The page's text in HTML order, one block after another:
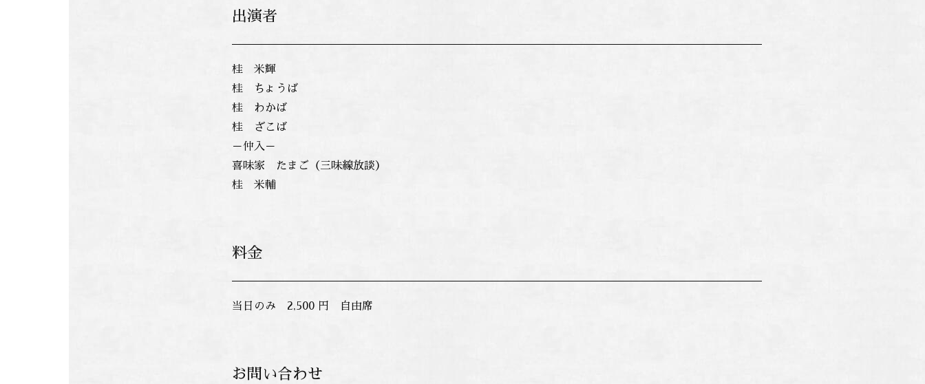
出演者
桂 米輝
桂 ちょうば
桂 わかば
桂 ざこば
－仲入－
喜味家 たまご（三味線放談）
桂 米輔
料金
当日のみ 2,500 円 自由席
お問い合わせ